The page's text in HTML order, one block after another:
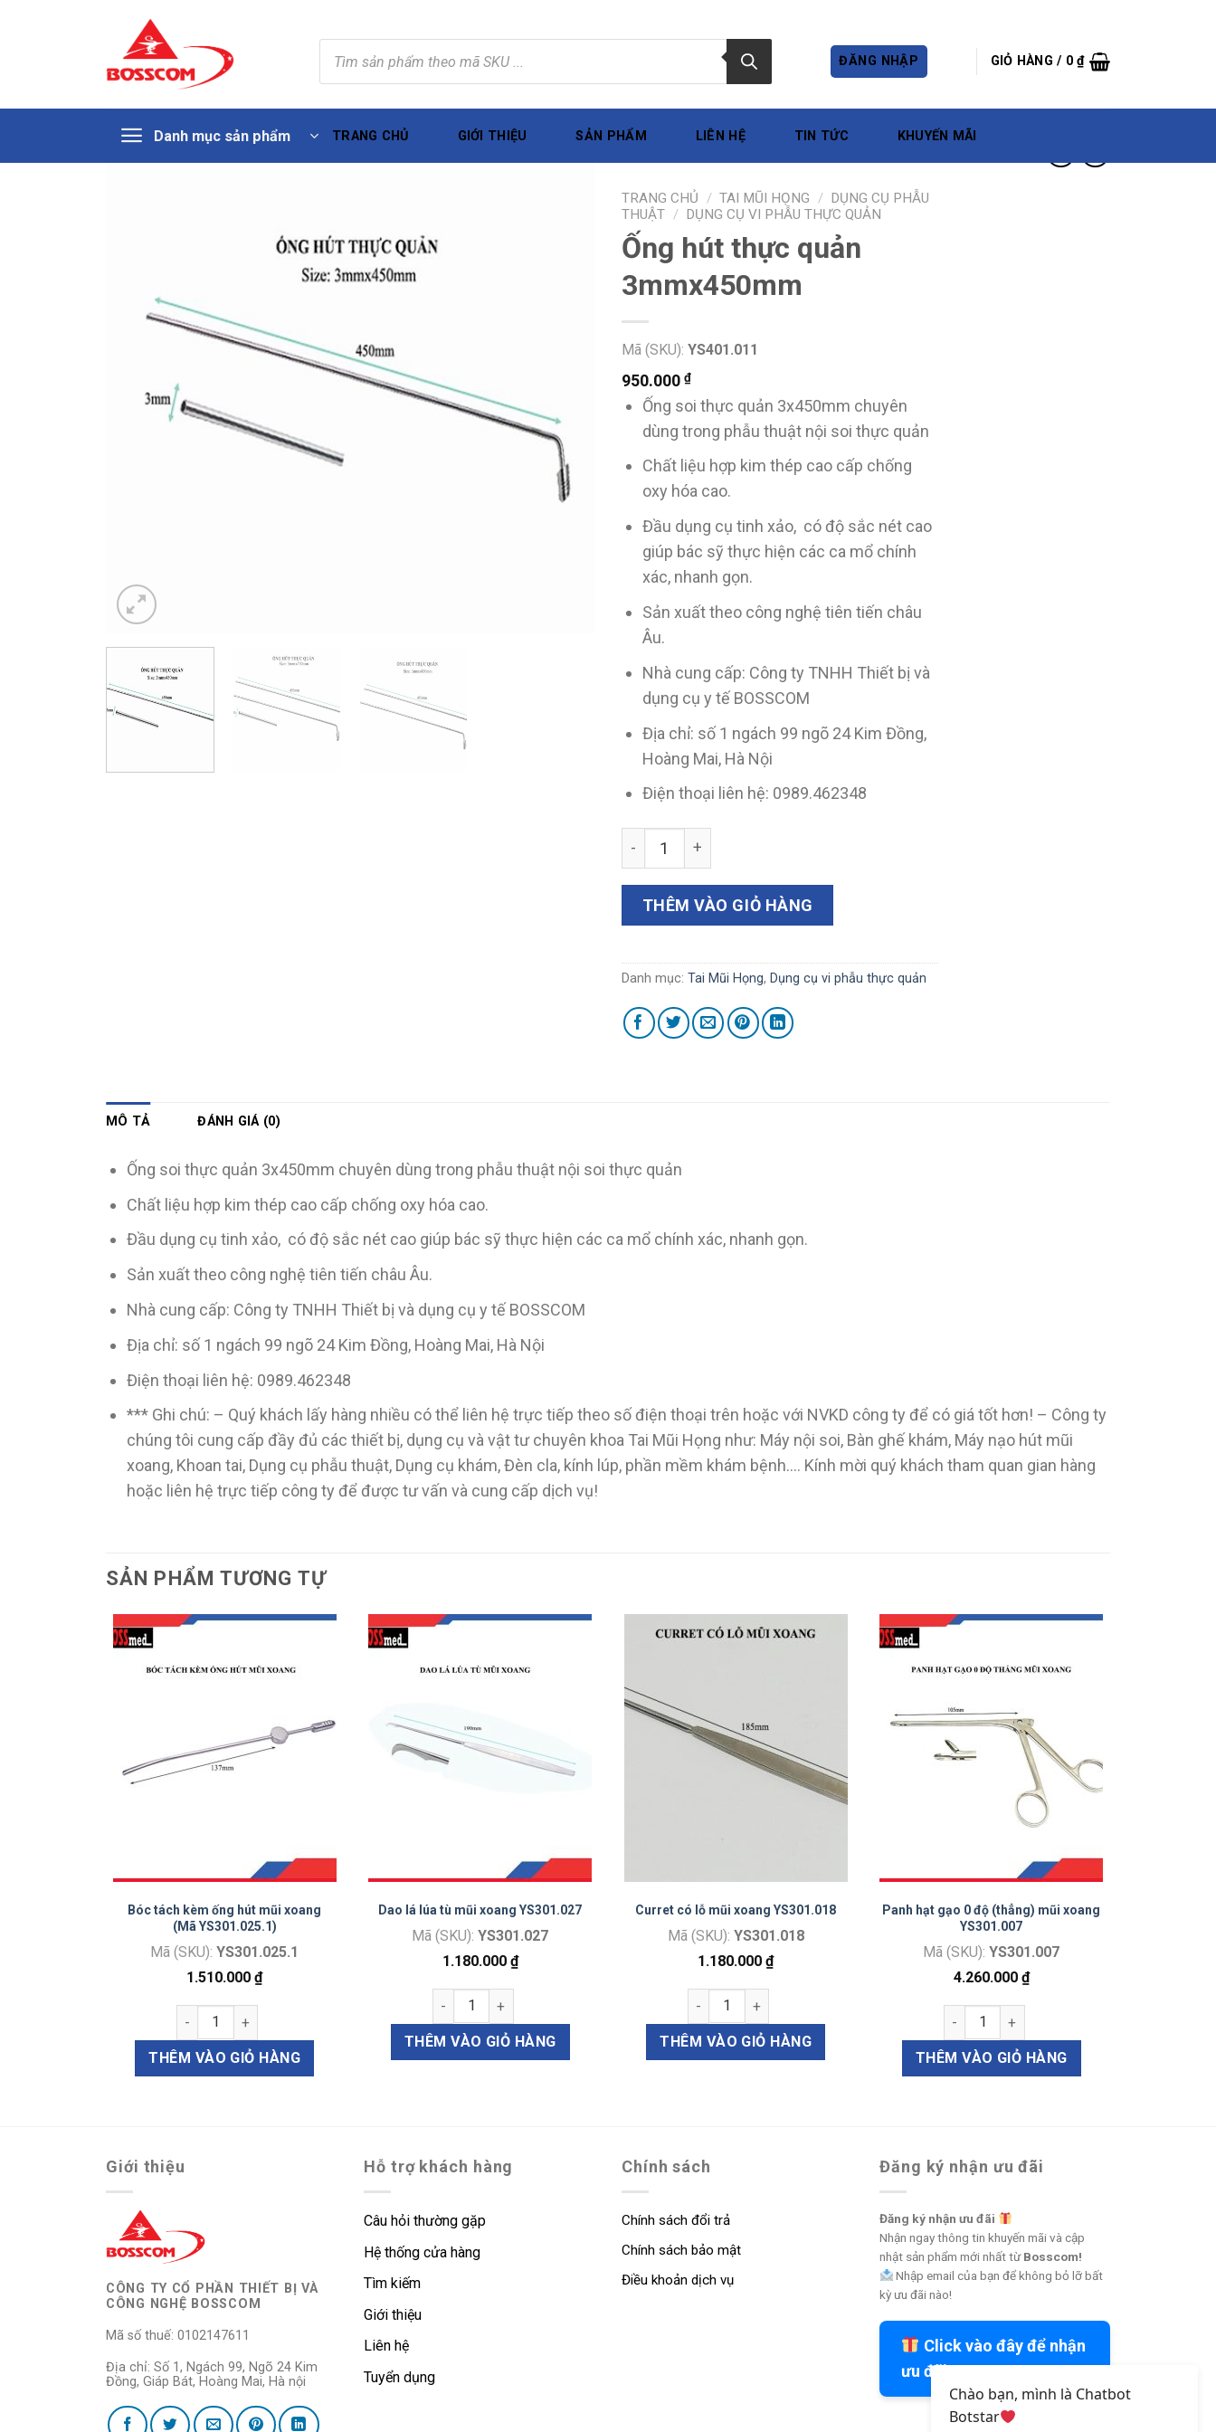
Tìm
kiếm
sản
phẩm
ĐĂNG NHẬP GIỎ HÀNG / 0₫
Danh mục sản phẩm TRANG CHỦ GIỚI THIỆU SẢN PHẨM LIÊN HỆ TIN TỨC KHUYẾN MÃI
TRANG CHỦ / TAI MŨI HỌNG / DỤNG CỤ PHẪU
THUẬT / DỤNG CỤ VI PHẪU THỰC QUẢN
Ống hút thực quản
3mmx450mm
Mã (SKU): YS401.011
950.000 ₫
Ống soi thực quản 3x450mm chuyên
dùng trong phẫu thuật nội soi thực quản
Chất liệu hợp kim thép cao cấp chống
oxy hóa cao.
Đầu dụng cụ tinh xảo, có độ sắc nét cao
giúp bác sỹ thực hiện các ca mổ chính
xác, nhanh gọn.
Sản xuất theo công nghệ tiên tiến châu
Âu.
Nhà cung cấp: Công ty TNHH Thiết bị và
dụng cụ y tế BOSSCOM
Địa chỉ: số 1 ngách 99 ngõ 24 Kim Đồng,
Hoàng Mai, Hà Nội
Điện thoại liên hệ: 0989.462348
Ống hút thực quản 3mmx450mm số lượng
THÊM VÀO GIỎ HÀNG
Danh mục: Tai Mũi Họng, Dụng cụ vi phẫu thực quản
MÔ TẢ ĐÁNH GIÁ (0)
Ống soi thực quản 3x450mm chuyên dùng trong phẫu thuật nội soi thực quản
Chất liệu hợp kim thép cao cấp chống oxy hóa cao.
Đầu dụng cụ tinh xảo, có độ sắc nét cao giúp bác sỹ thực hiện các ca mổ chính xác, nhanh gọn.
Sản xuất theo công nghệ tiên tiến châu Âu.
Nhà cung cấp: Công ty TNHH Thiết bị và dụng cụ y tế BOSSCOM
Địa chỉ: số 1 ngách 99 ngõ 24 Kim Đồng, Hoàng Mai, Hà Nội
Điện thoại liên hệ: 0989.462348
*** Ghi chú: – Quý khách lấy hàng nhiều có thể liên hệ trực tiếp theo số điện thoại trên hoặc với NVKD công ty để có giá tốt hơn! – Công ty
chúng tôi cung cấp đầy đủ các thiết bị, dụng cụ và vật tư chuyên khoa Tai Mũi Họng như: Máy nội soi, Bàn ghế khám, Máy nạo hút mũi
xoang, Khoan tai, Dụng cụ phẫu thuật, Dụng cụ khám, Đèn cla, kính lúp, phần mềm khám bệnh…. Kính mời quý khách tham quan gian hàng
hoặc liên hệ trực tiếp công ty để được tư vấn và cung cấp dịch vụ!
SẢN PHẨM TƯƠNG TỰ
Bóc tách kèm ống hút mũi xoang
(Mã YS301.025.1)
Mã (SKU): YS301.025.1
1.510.000₫
Bóc tách kèm ống hút mũi xoang (Mã YS301.025.1) số lượng
THÊM VÀO GIỎ HÀNG
Dao lá lúa tù mũi xoang YS301.027
Mã (SKU): YS301.027
1.180.000 ₫
Dao lá lúa tù mũi xoang YS301.027 số lượng
THÊM VÀO GIỎ HÀNG
Curret có lỗ mũi xoang YS301.018
Mã (SKU): YS301.018
1.180.000₫
Curret có lỗ mũi xoang YS301.018 số lượng
THÊM VÀO GIỎ HÀNG
Panh hạt gạo 0 độ (thẳng) mũi xoang
YS301.007
Mã (SKU): YS301.007
4.260.000 ₫
Panh hạt gạo 0 độ (thẳng) mũi xoang
THÊM VÀO GIỎ HÀNG
currette và đầu nhọn 90 độ số lượng
Giới thiệu
CÔNG TY CỔ PHẦN THIẾT BỊ VÀ
CÔNG NGHỆ BOSSCOM
Mã số thuế: 0102147611
Địa chỉ: Số 1, Ngách 99, Ngõ 24 Kim
Đồng, Giáp Bát, Hoàng Mai, Hà nội
Hỗ trợ khách hàng
Câu hỏi thường gặp
Hệ thống cửa hàng
Tìm kiếm
Giới thiệu
Liên hệ
Tuyển dụng
Chính sách
Chính sách đổi trả
Chính sách bảo mật
Điều khoản dịch vụ
Đăng ký nhận ưu đãi
Đăng ký nhận ưu đãi
Nhận ngay thông tin khuyến mãi và cập
nhật sản phẩm mới nhất từBosscom!
Nhập email của bạn để không bỏ lỡ bất
kỳ ưu đãi nào!
Click vào đây để nhận
ưu đãi
Chào bạn, mình là Chatbot
Botstar